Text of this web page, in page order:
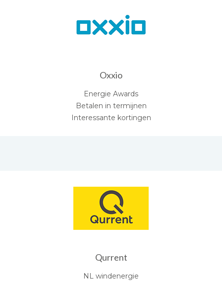
Oxxio
Energie Awards
Betalen in termijnen
Interessante kortingen
Qurrent
NL windenergie